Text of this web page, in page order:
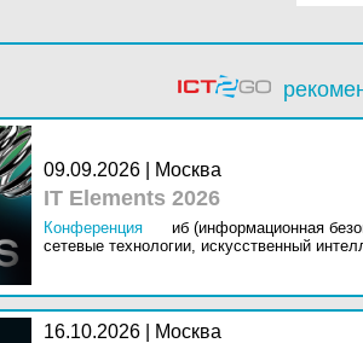
09.09.2026 | Москва
IT Elements 2026
Конференция
иб (информационная
сетевые технологии, искусственный
16.10.2026 | Москва